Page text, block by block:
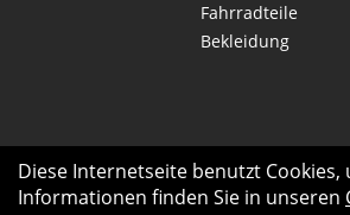
Fahrradteile
Bekleidung
Diese Internetseite benutzt
Informationen finden Sie in unseren